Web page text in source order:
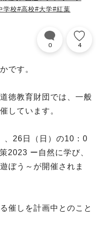
学校#高校#大学#紅葉
0 4
です。
徳教育財団では、一般
しています。
、26日（日）の10：0
ー自然に学び、
ぼう～が開催されま
催しを計画中とのこと